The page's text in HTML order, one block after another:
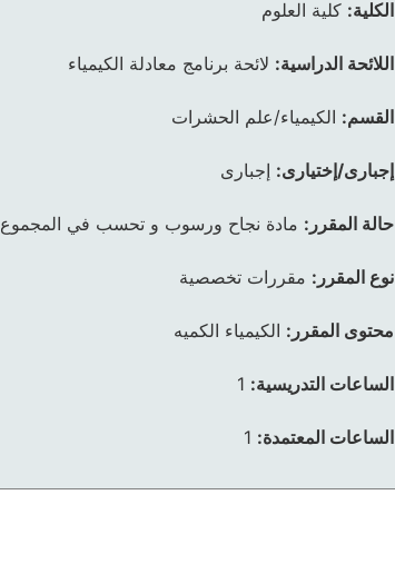
الكلية: كلية العلوم
اللائحة الدراسية: لائحة برنامج معادلة الكيمياء
القسم: الكيمياء/علم الحشرات
إجبارى/إختيارى: إجبارى
حالة المقرر: مادة نجاح ورسوب و تحسب في المجموع
نوع المقرر: مقررات تخصصية
محتوى المقرر: الكيمياء الكميه
الساعات التدريسية: 1
الساعات المعتمدة: 1